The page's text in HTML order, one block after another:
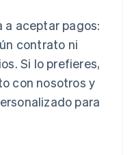
a aceptar pagos:
contrato ni
Si lo prefieres,
con nosotros y
para